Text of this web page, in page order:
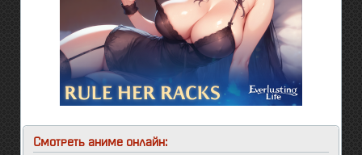
Смотреть аниме онлайн: